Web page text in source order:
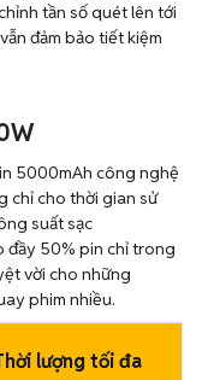
tần số quét lên tới
đảm bảo tiết kiệm
5000mAh công nghệ
chỉ cho thời gian sử
suất sạc
đầy 50% pin chỉ trong
vời cho những
phim nhiều.
lượng tối đa